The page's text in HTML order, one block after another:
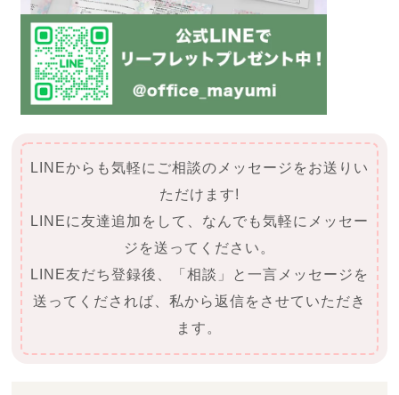
LINEからも気軽にご相談のメッセージをお送りい
ただけます!
LINEに友達追加をして、なんでも気軽にメッセー
ジを送ってください。
LINE友だち登録後、「相談」と一言メッセージを
送ってくだされば、私から返信をさせていただき
ます。